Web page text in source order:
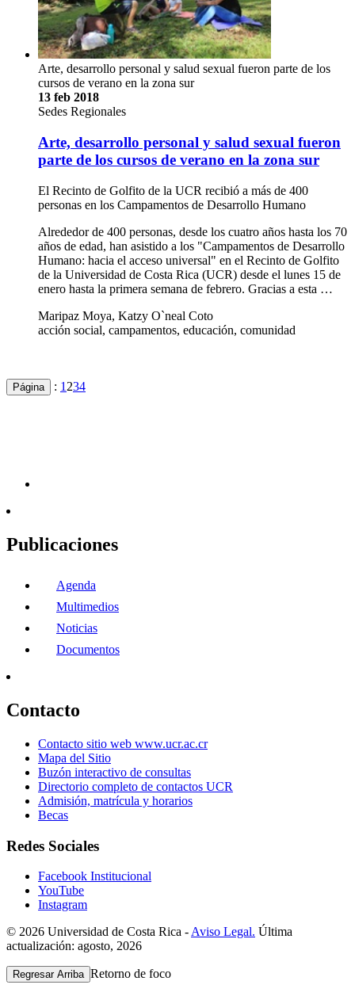
Arte, desarrollo personal y salud sexual fueron parte de los
cursos de verano en la zona sur
13 feb 2018
Sedes Regionales
Arte, desarrollo personal y salud sexual fueron
parte de los cursos de verano en la zona sur
El Recinto de Golfito de la UCR recibió a más de 400
personas en los Campamentos de Desarrollo Humano
Alrededor de 400 personas, desde los cuatro años hasta los 70
años de edad, han asistido a los "Campamentos de Desarrollo
Humano: hacia el acceso universal" en el Recinto de Golfito
de la Universidad de Costa Rica (UCR) desde el lunes 15 de
enero hasta la primera semana de febrero. Gracias a esta …
Maripaz Moya, Katzy O`neal Coto
acción social, campamentos, educación, comunidad
Página : 1 234
Publicaciones
Agenda
Multimedios
Noticias
Documentos
Contacto
Contacto sitio web www.ucr.ac.cr
Mapa del Sitio
Buzón interactivo de consultas
Directorio completo de contactos UCR
Admisión, matrícula y horarios
Becas
Redes Sociales
Facebook Institucional
YouTube
Instagram
© 2026 Universidad de Costa Rica - Aviso Legal. Última
actualización: agosto, 2026
Regresar Arriba Retorno de foco